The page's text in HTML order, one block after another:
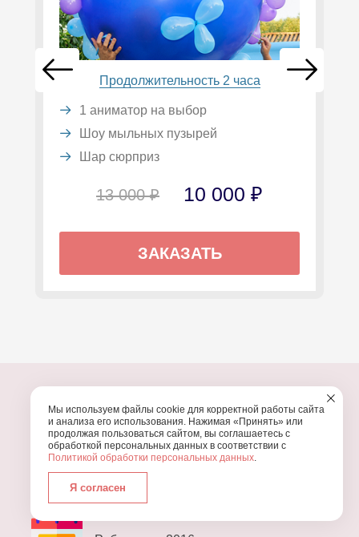
Продолжительность 2 часа
1 аниматор на выбор
Шоу мыльных пузырей
Шар сюрприз
13 000 ₽ 10 000 ₽
ЗАКАЗАТЬ
ПОЧЕМУ МЫ?
УЗНАЙТЕ, ПОЧЕМУ ПРОВЕДЕНИЕ
ПРАЗДНИКА СТОИТ ДОВЕРИТЬ НАМ
Мы используем файлы cookie для корректной работы сайта
и анализа его использования. Нажимая «Принять» или
продолжая пользоваться сайтом, вы соглашаетесь с
обработкой персональных данных в соответствии с
Политикой обработки персональных данных.
Я согласен